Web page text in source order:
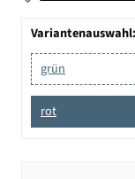
Variantenauswahl:
grün
rot